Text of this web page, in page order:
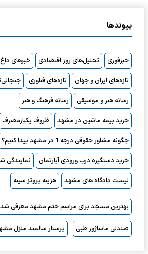
پیوندها
خبرفوری تحلیل‌های روز اقتصادی
خبرهای
تازه‌های ایران و جهان
تازه‌های فناوری
رسانه هنر و موسیقی
رسانه فرهنگ و هنر
خرید بیمه ماشین در مشهد
ظروف یکبارمصرف
چگونه مشاور حقوقی درجه 1 در مشهد پیدا کنیم؟
خرید دستگیره درب ورودی آپارتمان
نمایندگی
لیست دادگاه های مشهد
هزینه پروتز سینه
بهترین مسجد برای مراسم ختم مشهد معرفی شد
صندلی ماساژور طبی پرستار سالمند منزل